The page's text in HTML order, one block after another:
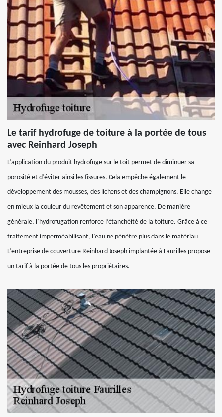
Le tarif hydrofuge de toiture à la portée de tous
avec Reinhard Joseph
L’application du produit hydrofuge sur le toit permet de diminuer sa
porosité et d’éviter ainsi les fissures. Cela empêche également le
développement des mousses, des lichens et des champignons. Elle change
en mieux la couleur du revêtement et son apparence. De manière
générale, l’hydrofugation renforce l’étanchéité de la toiture. Grâce à ce
traitement imperméabilisant, l’eau ne pénètre plus dans le matériau.
L’entreprise de couverture Reinhard Joseph implantée à Faurilles propose
un tarif à la portée de tous les propriétaires.